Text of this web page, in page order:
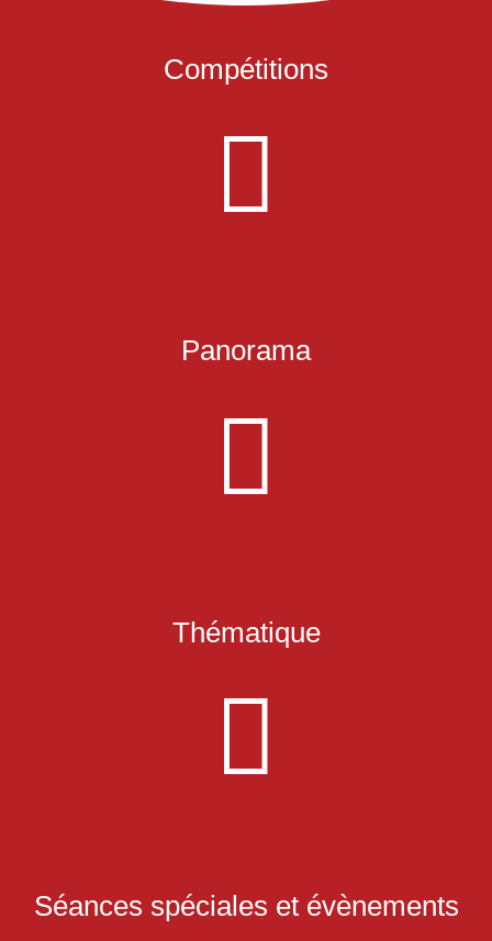
Compétitions

Panorama

Thématique

thématique à l’honneur !
Séances spéciales et évènements